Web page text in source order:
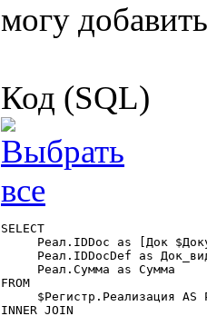
могу
Код (SQL)
SELECT
Реал.IDDoc as [Док
Реал.IDDocDef as
     Реал.Сумма as Сумма
FROM
$Регистр.Реализация AS
INNER JOIN